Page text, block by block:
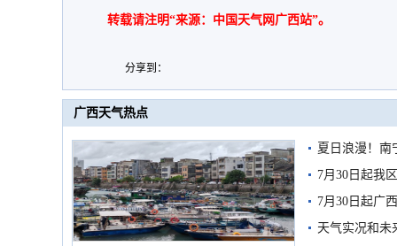
转载请注明“来源：中国天气网广西站”。
分享到：
广西天气热点
夏日浪漫！南
7月30日起我
7月30日起广
天气实况和未